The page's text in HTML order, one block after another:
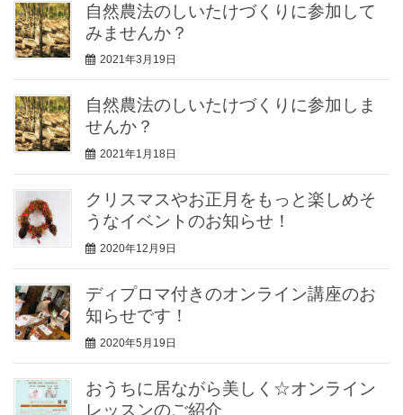
自然農法のしいたけづくりに参加して
みませんか？
2021年3月19日
自然農法のしいたけづくりに参加しま
せんか？
2021年1月18日
クリスマスやお正月をもっと楽しめそ
うなイベントのお知らせ！
2020年12月9日
ディプロマ付きのオンライン講座のお
知らせです！
2020年5月19日
おうちに居ながら美しく☆オンライン
レッスンのご紹介